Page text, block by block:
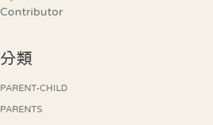
Contributor
分類
PARENT-CHILD
PARENTS